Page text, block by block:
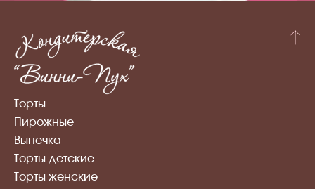
Торты
Пирожные
Выпечка
Торты детские
Торты женские